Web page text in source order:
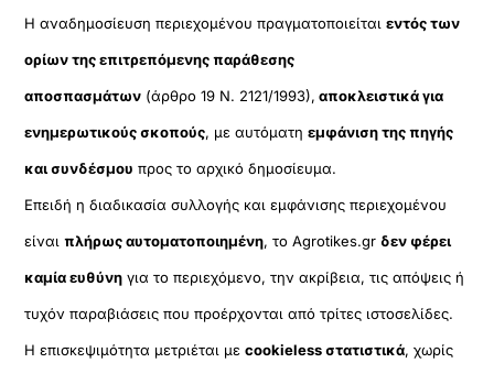
Η αναδημοσίευση περιεχομένου πραγματοποιείταιεντός των
ορίων της επιτρεπόμενης παράθεσης
αποσπασμάτων (άρθρο 19 Ν. 2121/1993), αποκλειστικά για
ενημερωτικούς σκοπούς, με αυτόματηεμφάνιση της πηγής
και συνδέσμου προς το αρχικό δημοσίευμα.
Επειδή η διαδικασία συλλογής και εμφάνισης περιεχομένου
είναιπλήρως αυτοματοποιημένη, το Agrotikes.gr δεν φέρει
καμία ευθύνη για το περιεχόμενο, την ακρίβεια, τις απόψεις ή
τυχόν παραβιάσεις που προέρχονται από τρίτες ιστοσελίδες.
Η επισκεψιμότητα μετριέται μεcookieless στατιστικά, χωρίς